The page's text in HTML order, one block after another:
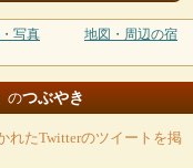
写真 地図・周辺の宿
のつぶやき
れたTwitterのツイートを掲